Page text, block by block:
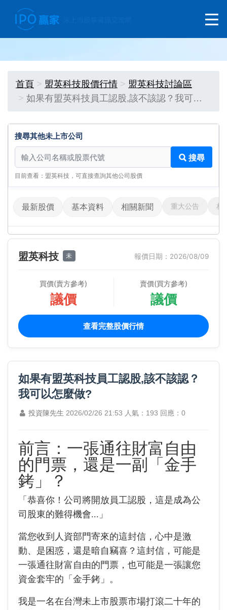
首頁 盟英科技股價行情
盟英科技討論區
如果有盟英科技員工認股,該不該認？我可…
搜尋其他未上市公司
搜尋其他未上市公司
搜尋
目前查看：盟英科技，可直接查詢其他公司股價
最新股價 基本資料 相關新聞 重大公告 相
盟英科技 未 報價日期：2026/08/09
買價(賣方參考)
議價
賣價(買方參考)
議價
查看完整股價行情
如果有盟英科技員工認股,該不該認？
我可以怎麼做?
投資陳先生 2026/02/26 21:53 人氣：193 回應：0
前言：一張通往財富自由
的門票，還是一副「金手
銬」？
「恭喜你！公司將開放員工認股，這是成為公
司股東的難得機會...」
當您收到人資部門寄來的這封信，心中是激
動、是困惑，還是暗自竊喜？這封信，可能是
一張通往財富自由的門票，也可能是一張讓您
資金套牢的「金手銬」。
我是一名在台灣未上市股票市場打滾二十年的